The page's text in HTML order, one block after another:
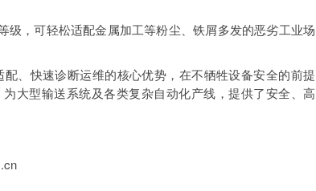
，可轻松适配金属加工等粉尘、铁屑多发的恶劣工业场
、快速诊断运维的核心优势，在不牺牲设备安全的前提
大型输送系统及各类复杂自动化产线，提供了安全、高